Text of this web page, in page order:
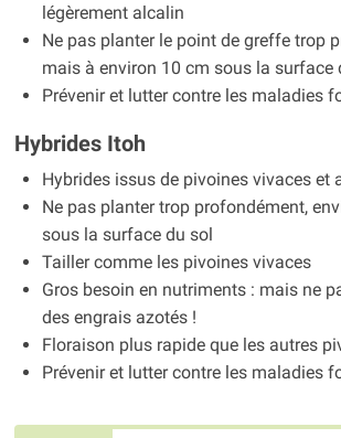
légèrement alcalin
Ne pas planter le point de greffe trop
mais à environ 10 cm sous la surface
Prévenir et lutter contre les maladies
Hybrides Itoh
Hybrides issus de pivoines vivaces et
Ne pas planter trop profondément,
sous la surface du sol
Tailler comme les pivoines vivaces
Gros besoin en nutriments : mais ne
des engrais azotés !
Floraison plus rapide que les autres
Prévenir et lutter contre les maladies